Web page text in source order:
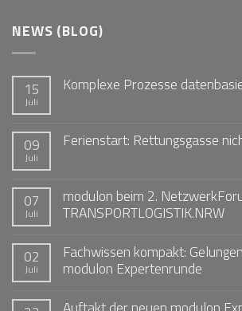
NEWS (BLOG)
15
Juli
Komplexe Prozesse
09
Juli
Ferienstart: Rettungsgasse
07
Juli
modulon beim 2.
TRANSPORTLOGISTIK.NRW
02
Juli
Fachwissen kompakt:
modulon Expertenrunde